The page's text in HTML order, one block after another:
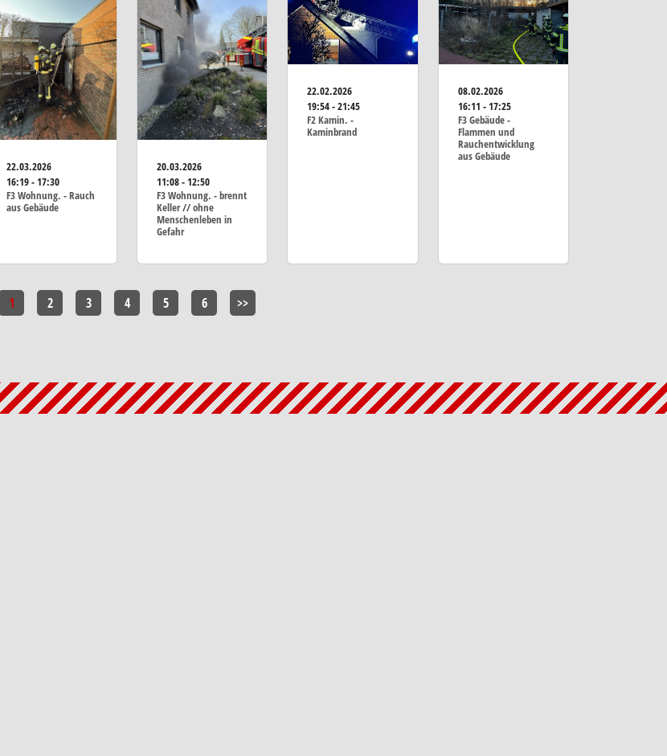
22.03.2026
16:19 - 17:30
F3 Wohnung. - Rauch
aus Gebäude
20.03.2026
11:08 - 12:50
F3 Wohnung. - brennt
Keller // ohne
Menschenleben in
Gefahr
22.02.2026
19:54 - 21:45
F2 Kamin. -
Kaminbrand
08.02.2026
16:11 - 17:25
F3 Gebäude -
Flammen und
Rauchentwicklung
aus Gebäude
1 2 3 4 5 6 >>